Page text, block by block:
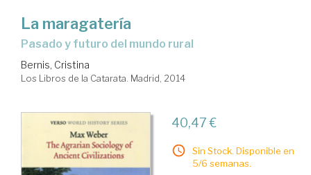
La maragatería
pasado y futuro del mundo rural
Bernis, Cristina
Los Libros de la Catarata. Madrid, 2014
40,47 €
Sin Stock. Disponible en
5/6 semanas.